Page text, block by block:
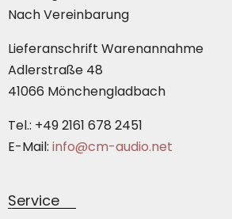
Nach Vereinbarung
Lieferanschrift Warenannahme
Adlerstraße 48
41066 Mönchengladbach
Tel.: +49 2161 678 2451
E-Mail: info@cm-audio.net
Service